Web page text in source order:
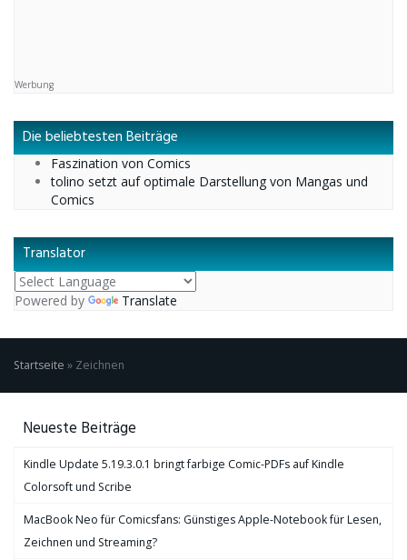
Werbung
Die beliebtesten Beiträge
Faszination von Comics
tolino setzt auf optimale Darstellung von Mangas und
Comics
Translator
Powered by Translate
Startseite » Zeichnen
Neueste Beiträge
Kindle Update 5.19.3.0.1 bringt farbige Comic-PDFs auf Kindle
Colorsoft und Scribe
MacBook Neo für Comicsfans: Günstiges Apple-Notebook für Lesen,
Zeichnen und Streaming?